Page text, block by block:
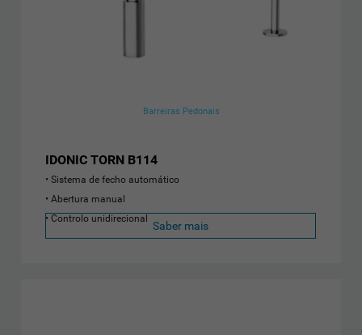
Barreiras Pedonais
IDONIC TORN B114
Sistema de fecho automático
Abertura manual
Controlo unidirecional
Saber mais